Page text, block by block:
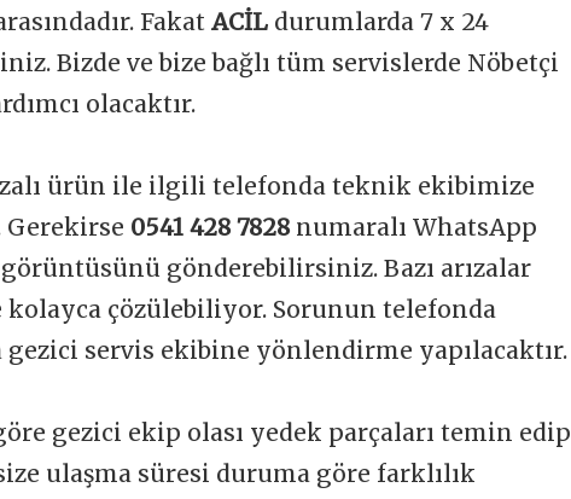
Fakat ACİL durumlarda 7 x 24
Bizde ve bize bağlı tüm servislerde Nöbetçi
olacaktır.
ürün ile ilgili telefonda teknik ekibimize
0541 428 7828 numaralı WhatsApp
gönderebilirsiniz. Bazı arızalar
çözülebiliyor. Sorunun telefonda
servis ekibine yönlendirme yapılacaktır.
gezici ekip olası yedek parçaları temin edip
ulaşma süresi duruma göre farklılık